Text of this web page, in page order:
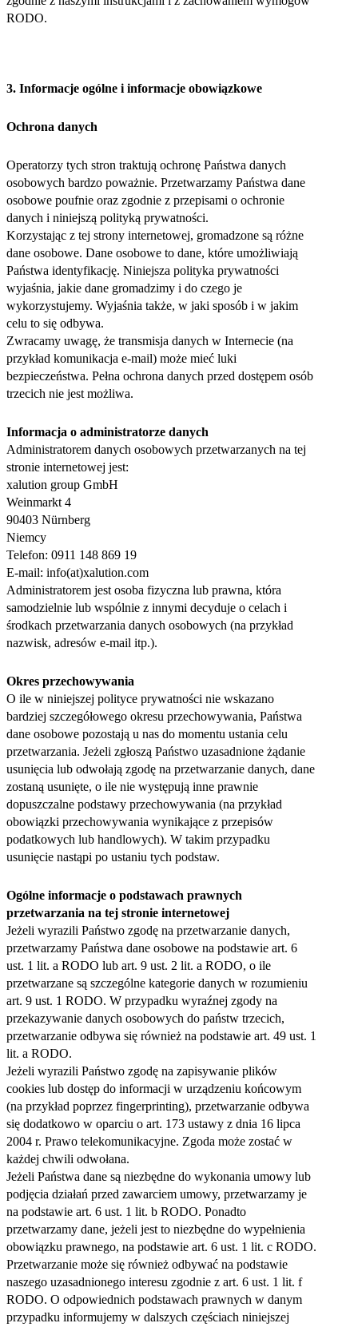
RODO.
3. Informacje ogólne i informacje obowiązkowe
Ochrona danych
Operatorzy tych stron traktują ochronę Państwa danych
osobowych bardzo poważnie. Przetwarzamy Państwa dane
osobowe poufnie oraz zgodnie z przepisami o ochronie
danych i niniejszą polityką prywatności.
Korzystając z tej strony internetowej, gromadzone są różne
dane osobowe. Dane osobowe to dane, które umożliwiają
Państwa identyfikację. Niniejsza polityka prywatności
wyjaśnia, jakie dane gromadzimy i do czego je
wykorzystujemy. Wyjaśnia także, w jaki sposób i w jakim
celu to się odbywa.
Zwracamy uwagę, że transmisja danych w Internecie (na
przykład komunikacja e-mail) może mieć luki
bezpieczeństwa. Pełna ochrona danych przed dostępem osób
trzecich nie jest możliwa.
Informacja o administratorze danych
Administratorem danych osobowych przetwarzanych na tej
stronie internetowej jest:
xalution group GmbH
Weinmarkt 4
90403 Nürnberg
Niemcy
Telefon: 0911 148 869 19
E-mail: info(at)xalution.com
Administratorem jest osoba fizyczna lub prawna, która
samodzielnie lub wspólnie z innymi decyduje o celach i
środkach przetwarzania danych osobowych (na przykład
nazwisk, adresów e-mail itp.).
Okres przechowywania
O ile w niniejszej polityce prywatności nie wskazano
bardziej szczegółowego okresu przechowywania, Państwa
dane osobowe pozostają u nas do momentu ustania celu
przetwarzania. Jeżeli zgłoszą Państwo uzasadnione żądanie
usunięcia lub odwołają zgodę na przetwarzanie danych, dane
zostaną usunięte, o ile nie występują inne prawnie
dopuszczalne podstawy przechowywania (na przykład
obowiązki przechowywania wynikające z przepisów
podatkowych lub handlowych). W takim przypadku
usunięcie nastąpi po ustaniu tych podstaw.
Ogólne informacje o podstawach prawnych
przetwarzania na tej stronie internetowej
Jeżeli wyrazili Państwo zgodę na przetwarzanie danych,
przetwarzamy Państwa dane osobowe na podstawie art. 6
ust. 1 lit. a RODO lub art. 9 ust. 2 lit. a RODO, o ile
przetwarzane są szczególne kategorie danych w rozumieniu
art. 9 ust. 1 RODO. W przypadku wyraźnej zgody na
przekazywanie danych osobowych do państw trzecich,
przetwarzanie odbywa się również na podstawie art. 49 ust. 1
lit. a RODO.
Jeżeli wyrazili Państwo zgodę na zapisywanie plików
cookies lub dostęp do informacji w urządzeniu końcowym
(na przykład poprzez fingerprinting), przetwarzanie odbywa
się dodatkowo w oparciu o art. 173 ustawy z dnia 16 lipca
2004 r. Prawo telekomunikacyjne. Zgoda może zostać w
każdej chwili odwołana.
Jeżeli Państwa dane są niezbędne do wykonania umowy lub
podjęcia działań przed zawarciem umowy, przetwarzamy je
na podstawie art. 6 ust. 1 lit. b RODO. Ponadto
przetwarzamy dane, jeżeli jest to niezbędne do wypełnienia
obowiązku prawnego, na podstawie art. 6 ust. 1 lit. c RODO.
Przetwarzanie może się również odbywać na podstawie
naszego uzasadnionego interesu zgodnie z art. 6 ust. 1 lit. f
RODO. O odpowiednich podstawach prawnych w danym
przypadku informujemy w dalszych częściach niniejszej